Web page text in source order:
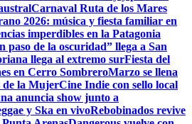
Carnaval Ruta de los Mares
2026: música y fiesta familiar en
imperdibles en la Patagonia
paso de la oscuridad” llega a San
llega al extremo surFiesta del
en Cerro SombreroMarzo se llena
de la MujerCine Indie con sello local
anuncia show junto a
y Ska en vivoRebobinados revive